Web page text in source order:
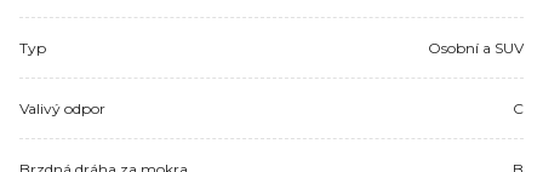
Typ Osobní a SUV
Valivý odpor C